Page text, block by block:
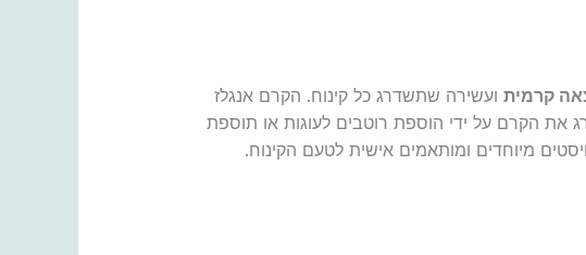
קרמיתועשירה שתשדרג כל קינוח. הקרם אנגלז
את הקרם על ידי הוספת רוטבים לעוגות או תוספת
מיוחדים ומותאמים אישית לטעם הקינוח.